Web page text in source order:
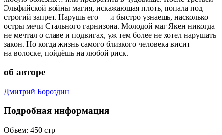
Эльфийской войны магия, искажающая плоть, попала под
строгий запрет. Нарушь его — и быстро узнаешь, насколько
остры мечи Стального гарнизона. Молодой маг Якен никогда
не мечтал о славе и подвигах, уж тем более не хотел нарушать
закон. Но когда жизнь самого близкого человека висит
на волоске, пойдёшь на любой риск.
об авторе
Дмитрий Бороздин
Подробная информация
Объем: 450 стр.